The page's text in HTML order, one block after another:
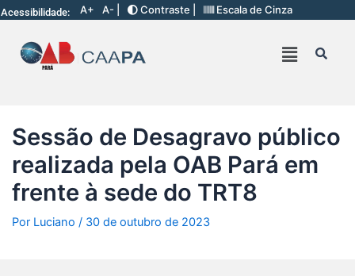
Acessibilidade: A+ A- | Contraste | Escala de Cinza
Sessão de Desagravo público
realizada pela OAB Pará em
frente à sede do TRT8
Por Luciano / 30 de outubro de 2023